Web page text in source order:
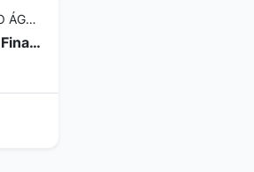
DIVISÃO COMÉRCIO DO GRUPO ÁGUIA BRANCA
Assistente Administrativo Financeiro - Brasília/DF